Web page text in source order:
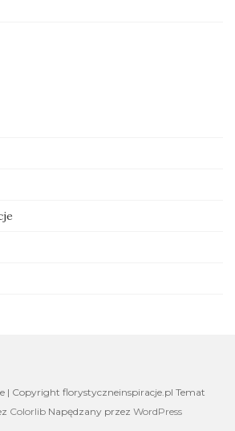
| Copyright florystyczneinspiracje.pl Temat
Colorlib Napędzany przez WordPress